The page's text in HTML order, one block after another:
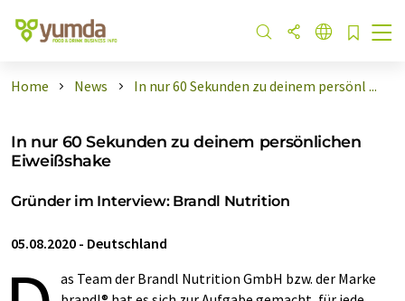
Home News In nur 60 Sekunden zu deinem persönl ...
In nur 60 Sekunden zu deinem persönlichen
Eiweißshake
Gründer im Interview: Brandl Nutrition
05.08.2020 - Deutschland
as Team der Brandl Nutrition GmbH bzw. der Marke